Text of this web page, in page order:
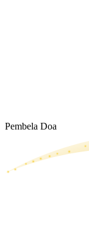
Pembela Doa